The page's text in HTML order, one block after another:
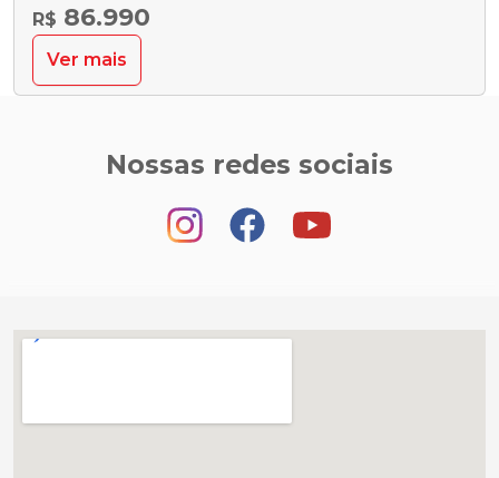
R$ 86.990
Ver mais
Nossas redes sociais